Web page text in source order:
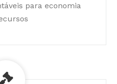
para economia